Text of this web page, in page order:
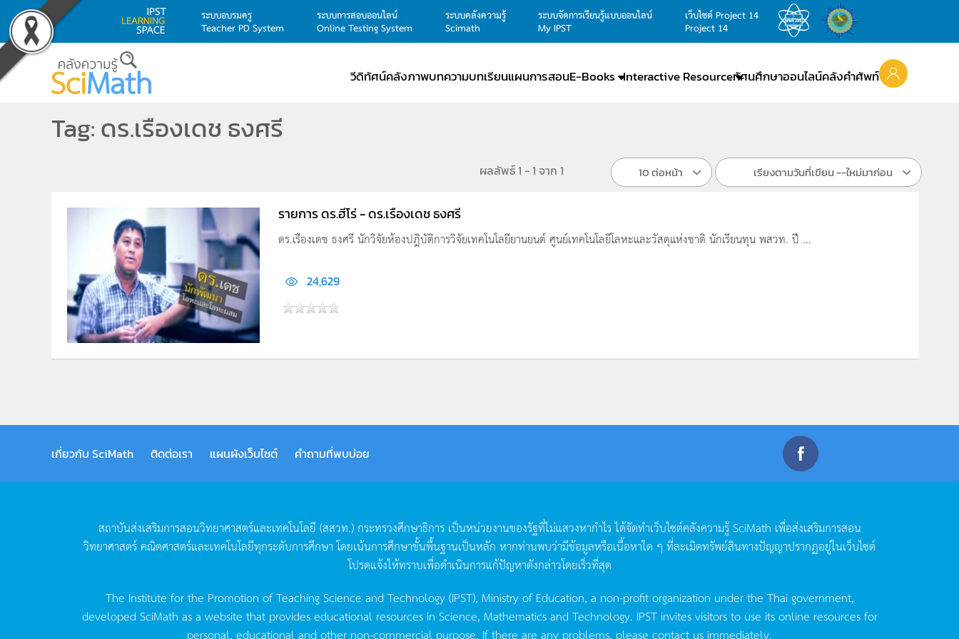
Skip to main content
ระบบอบรมครู
Teacher PD System
ระบบการสอบออนไลน์
Online Testing System
ระบบคลังความรู้
Scimath
ระบบจัดการเรียนรู้แบบออนไลน์
My IPST
เว็บไซต์ Project 14
Project 14
วีดิทัศน์คลังภาพบทความบทเรียนแผนการสอนE-Books Interactive Resourceทัศนศึกษาออนไลน์คลังคำศัพท์
Tag: ดร.เรืองเดช ธงศรี
ผลลัพธ์ 1 - 1 จาก 1 10 ต่อหน้า เรียงตามวันที่เขียน --ใหม่มาก่อน
รายการ ดร.ฮีโร่ - ดร.เรืองเดช ธงศรี
ดร.เรืองเดช ธงศรี นักวิจัยห้องปฎิบัติการวิจัยเทคโนโลยียานยนต์ ศูนย์เทคโนโลยีโลหะและวัสดุแห่งชาติ นักเรียนทุน พสวท. ปี ...
24,629
เกี่ยวกับ SciMath ติดต่อเรา แผนผังเว็บไซต์ คำถามที่พบบ่อย
สถาบันส่งเสริมการสอนวิทยาศาสตร์และเทคโนโลยี (สสวท.) กระทรวงศึกษาธิการ เป็นหน่วยงานของรัฐที่ไม่แสวงหากำไรได้จัดทำเว็บไซต์คลังความรู้SciMath เพื่อส่งเสริมการสอน
วิทยาศาสตร์คณิตศาสตร์และเทคโนโลยีทุกระดับการศึกษา โดยเน้นการศึกษาขั้นพื้นฐานเป็นหลัก หากท่านพบว่ามีข้อมูลหรือเนื้อหาใด ๆ ที่ละเมิดทรัพย์สินทางปัญญาปรากฏอยู่ในเว็บไซต์
โปรดแจ้งให้ทราบเพื่อดำเนินการแก้ปัญหาดังกล่าวโดยเร็วที่สุด
The Institute for the Promotion of Teaching Science and Technology (IPST), Ministry of Education, a non-profit organization under the Thai government,
developed SciMath as a website that provides educational resources in Science, Mathematics and Technology. IPST invites visitors to use its online resources for
personal, educational and other non-commercial purpose. If there are any problems, please contact us immediately.